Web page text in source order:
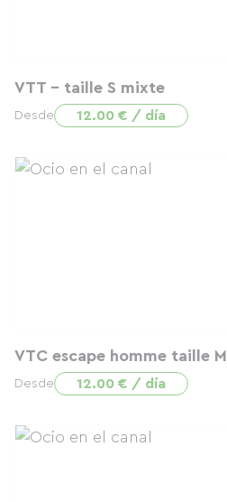
VTT - taille S mixte
Desde 12.00 € / día
VTC escape homme taille M
Desde 12.00 € / día